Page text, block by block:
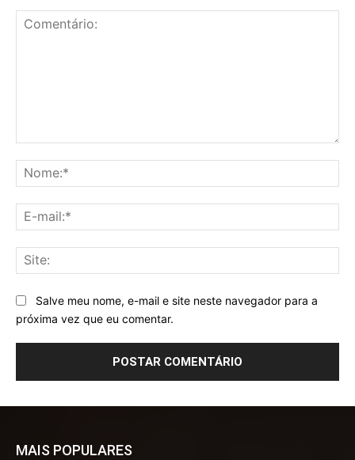
Salve meu nome, e-mail e site neste navegador para a
próxima vez que eu comentar.
MAIS POPULARES